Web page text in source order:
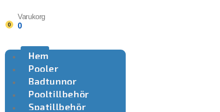
0
Varukorg
0
Hem
Pooler
Badtunnor
Pooltillbehör
Spatillbehör